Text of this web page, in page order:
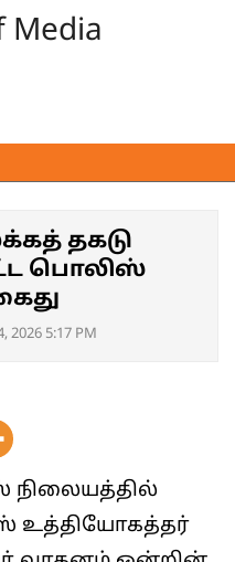
தகடு
பொலிஸ்
2026 5:17 PM
உத்தியோகத்தர்